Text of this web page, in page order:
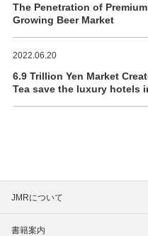
The Penetration of
Growing Beer Market
2022.06.20
6.9 Trillion Yen Market
Tea save the luxury hotels
JMRについて
書籍案内